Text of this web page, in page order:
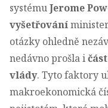
systémuJerome
vyšetřování
otázky ohledně
nedávno prošla i
vlády. Tyto faktory
makroekonomická